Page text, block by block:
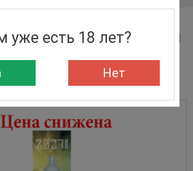
ЭЛЕКТРОННЫЕ СИГАРЕТЫ
APPLE ICE/
СО ЛЬДОМ 2000 ЗАТЯЖЕК
уже есть 18 лет?
Нет